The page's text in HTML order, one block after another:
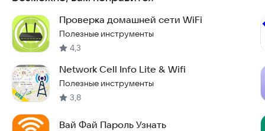
Проверка домашней сети WiFi
Полезные инструменты
4,3
Network Cell Info Lite & Wifi
Полезные инструменты
3,8
Вай Фай Пароль Узнать